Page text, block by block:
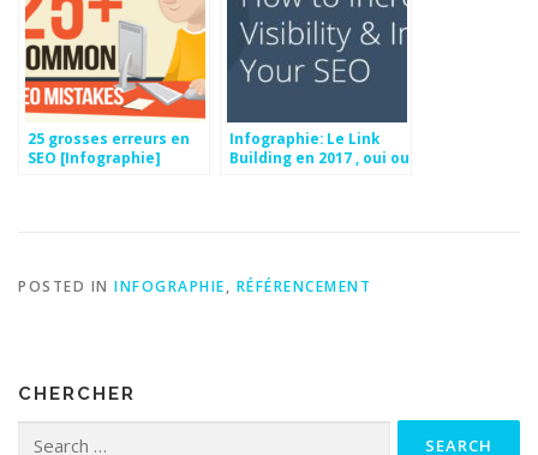
25 grosses erreurs en
SEO [Infographie]
Infographie: Le Link
Building en 2017 , oui ou
POSTED IN INFOGRAPHIE, RÉFÉRENCEMENT
CHERCHER